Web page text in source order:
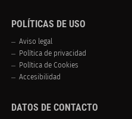
POLÍTICAS DE USO
Aviso legal
Política de privacidad
Política de Cookies
Accesibilidad
DATOS DE CONTACTO